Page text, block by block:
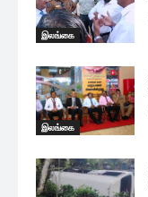
இலங்கை
இலங்கை